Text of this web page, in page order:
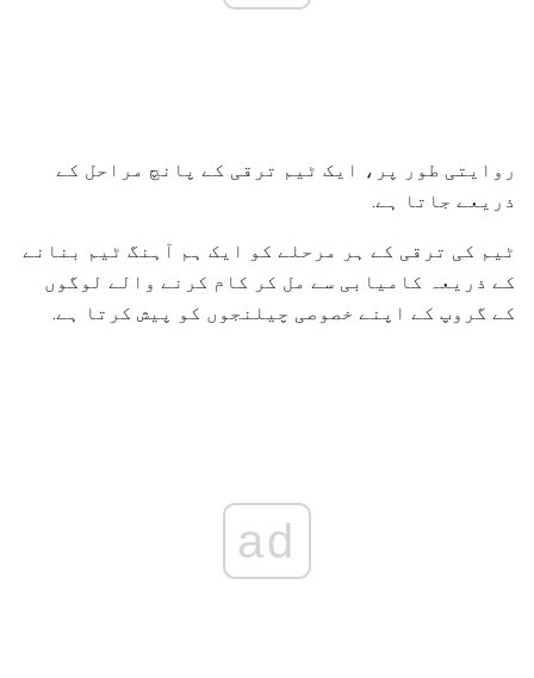
روایتی طور پر، ایک ٹیم ترقی کے پانچ مراحل کے
ذریعے جاتا ہے.
ٹیم کی ترقی کے ہر مرحلے کو ایک ہم آہنگ ٹیم بنانے
کے ذریعہ کامیابی سے مل کر کام کرنے والے لوگوں
کے گروپ کے اپنے خصوصی چیلنجوں کو پیش کرتا ہے.
ad